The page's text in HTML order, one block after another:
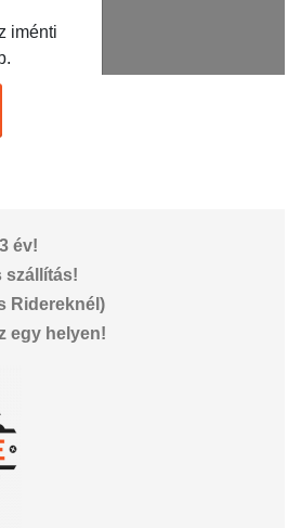
év!
szállítás!
Ridereknél)
egy helyen!